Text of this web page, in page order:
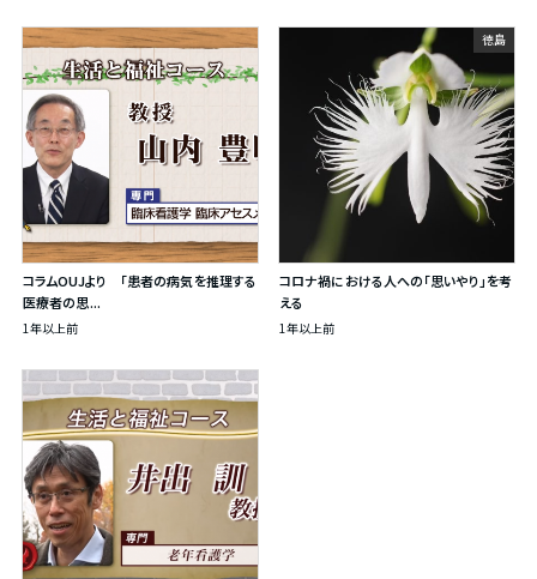
コラムOUJより 「患者の病気を推理する
医療者の思...
1年以上前
徳島
コロナ禍における人への「思いやり」を考
える
1年以上前